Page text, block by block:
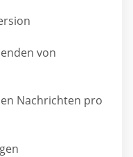
von
Nachrichten pro